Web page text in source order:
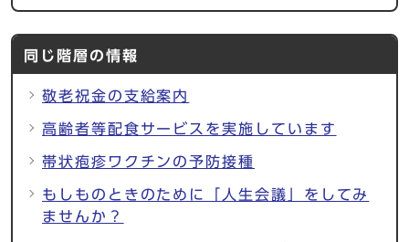
同じ階層の情報
敬老祝金の支給案内
高齢者等配食サービスを実施しています
帯状疱疹ワクチンの予防接種
もしものときのために「人生会議」をしてみ
ませんか？